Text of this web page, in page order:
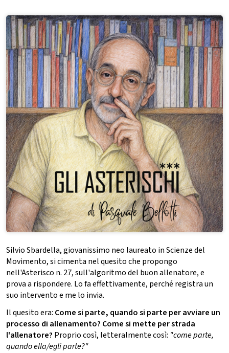
Silvio Sbardella, giovanissimo neo laureato in Scienze del
Movimento, si cimenta nel quesito che propongo
nell'Asterisco n. 27, sull'algoritmo del buon allenatore, e
prova a rispondere. Lo fa effettivamente, perché registra un
suo intervento e me lo invia.
Il quesito era: Come si parte, quando si parte per avviare un
processo di allenamento? Come si mette per strada
l'allenatore? Proprio così, letteralmente così: "come parte,
quando ella/egli parte?"